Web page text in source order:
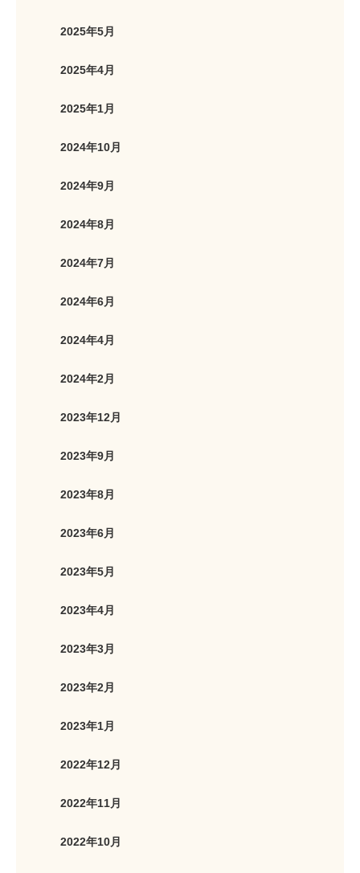
2025年5月
2025年4月
2025年1月
2024年10月
2024年9月
2024年8月
2024年7月
2024年6月
2024年4月
2024年2月
2023年12月
2023年9月
2023年8月
2023年6月
2023年5月
2023年4月
2023年3月
2023年2月
2023年1月
2022年12月
2022年11月
2022年10月